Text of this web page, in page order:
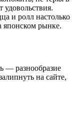
удовольствия.
и ролл настолько
японском рынке.
— разнообразие
на сайте,